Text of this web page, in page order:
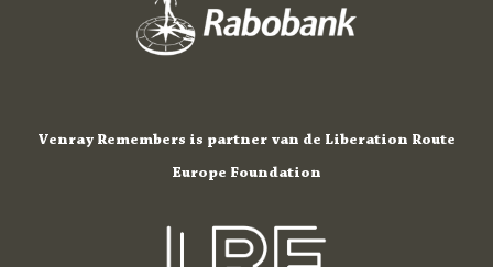
Venray Remembers is partner van de Liberation Route
Europe Foundation